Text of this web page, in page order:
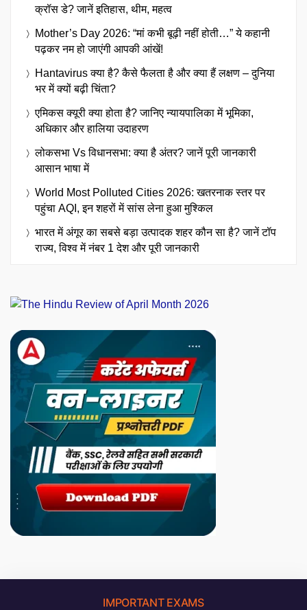
क्रॉस डे? जानें इतिहास, थीम, महत्व
Mother’s Day 2026: “मां कभी बूढ़ी नहीं होती…” ये कहानी
पढ़कर नम हो जाएंगी आपकी आंखें!
Hantavirus क्या है? कैसे फैलता है और क्या हैं लक्षण – दुनिया
भर में क्यों बढ़ी चिंता?
एमिकस क्यूरी क्या होता है? जानिए न्यायपालिका में भूमिका,
अधिकार और हालिया उदाहरण
लोकसभा Vs विधानसभा: क्या है अंतर? जानें पूरी जानकारी
आसान भाषा में
World Most Polluted Cities 2026: खतरनाक स्तर पर
पहुंचा AQI, इन शहरों में सांस लेना हुआ मुश्किल
भारत में अंगूर का सबसे बड़ा उत्पादक शहर कौन सा है? जानें टॉप
राज्य, विश्व में नंबर 1 देश और पूरी जानकारी
IMPORTANT EXAMS